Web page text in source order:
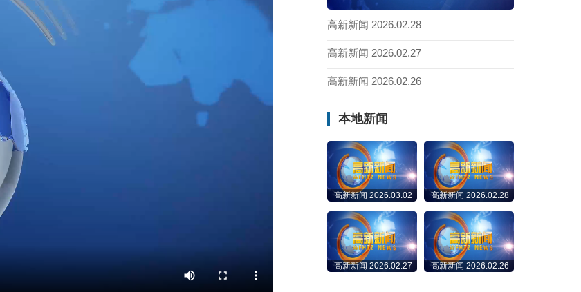
高新新闻 2026.02.28
高新新闻 2026.02.27
高新新闻 2026.02.26
本地新闻
高新新闻 2026.03.02 高新新闻 2026.02.28
高新新闻 2026.02.27 高新新闻 2026.02.26